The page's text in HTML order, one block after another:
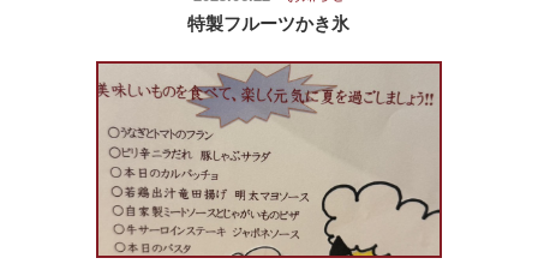
特製フルーツかき氷